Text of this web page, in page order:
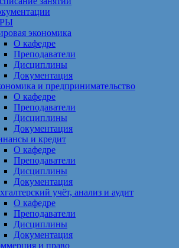
экономика
О кафедре
Преподаватели
Дисциплины
Документация
и предпринимательство
О кафедре
Преподаватели
Дисциплины
Документация
и кредит
О кафедре
Преподаватели
Дисциплины
Документация
учёт, анализ и аудит
О кафедре
Преподаватели
Дисциплины
Документация
и право